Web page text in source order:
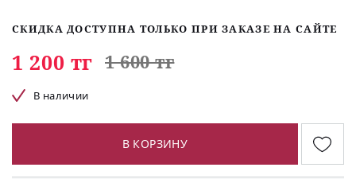
СКИДКА ДОСТУПНА ТОЛЬКО ПРИ ЗАКАЗЕ НА САЙТЕ
1 200 тг 1 600 тг
В наличии
В КОРЗИНУ